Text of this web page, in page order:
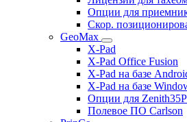
Опции для
Скор.
GeoMax
X-Pad
X-Pad Office Fusion
X-Pad на базе
X-Pad на базе
Опции для
Полевое ПО Carlson